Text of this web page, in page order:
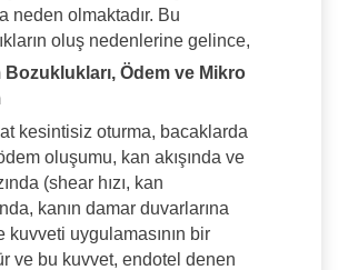
neden olmaktadır. Bu
oluş nedenlerine gelince,
Bozuklukları, Ödem ve Mikro
kesintisiz oturma, bacaklarda
oluşumu, kan akışında ve
(shear hızı, kan
kanın damar duvarlarına
kuvveti uygulamasının bir
ve bu kuvvet, endotel denen